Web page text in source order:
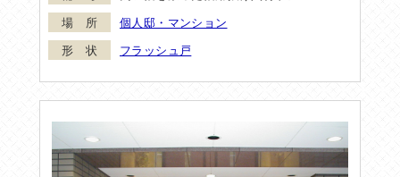
個人邸・マンション
フラッシュ戸